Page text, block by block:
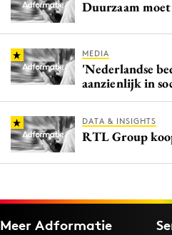
Duurzaam
MEDIA
'Nederlandse
aanzienlijk in
DATA & INSIGHTS
RTL Group
Meer Adformatie